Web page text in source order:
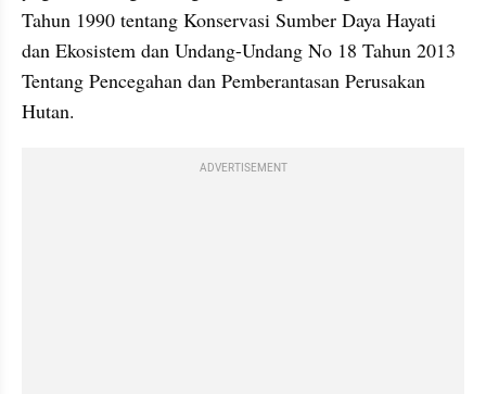
Tahun 1990 tentang Konservasi Sumber Daya Hayati
dan Ekosistem dan Undang-Undang No 18 Tahun 2013
Tentang Pencegahan dan Pemberantasan Perusakan
ADVERTISEMENT